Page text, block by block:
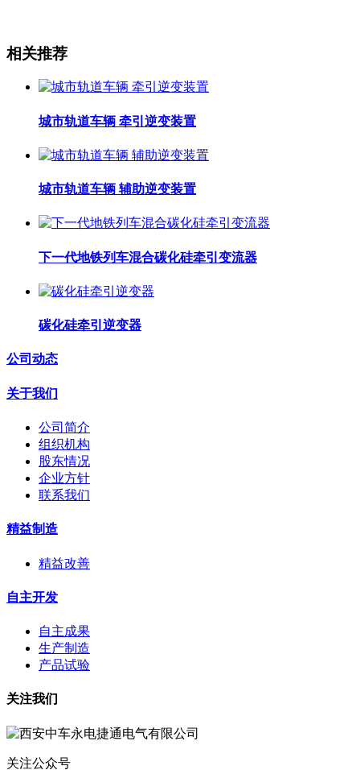
相关推荐
城市轨道车辆 牵引逆变装置
城市轨道车辆 辅助逆变装置
下一代地铁列车混合碳化硅牵引变流器
碳化硅牵引逆变器
公司动态
关于我们
公司简介
组织机构
股东情况
企业方针
联系我们
精益制造
精益改善
自主开发
自主成果
生产制造
产品试验
关注我们
关注公众号